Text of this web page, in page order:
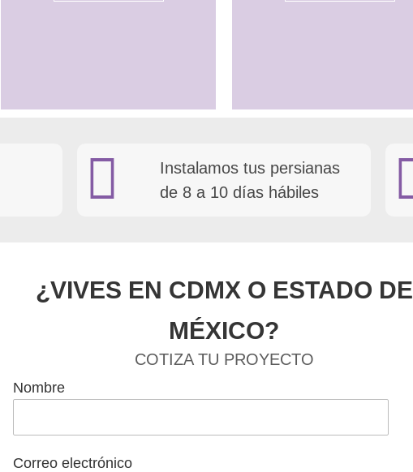
Instalamos tus persianas
de 8 a 10 días hábiles
¿VIVES EN CDMX O ESTADO DE
MÉXICO?
COTIZA TU PROYECTO
Nombre
Correo electrónico